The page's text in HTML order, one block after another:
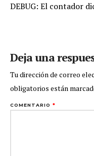
DEBUG: El contador
Deja una
Tu dirección de correo
obligatorios están
COMENTARIO *